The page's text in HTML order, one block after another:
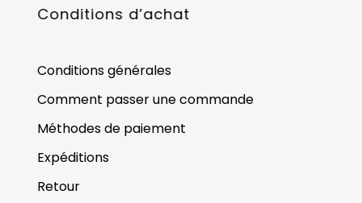
Conditions d’achat
Conditions générales
Comment passer une commande
Méthodes de paiement
Expéditions
Retour